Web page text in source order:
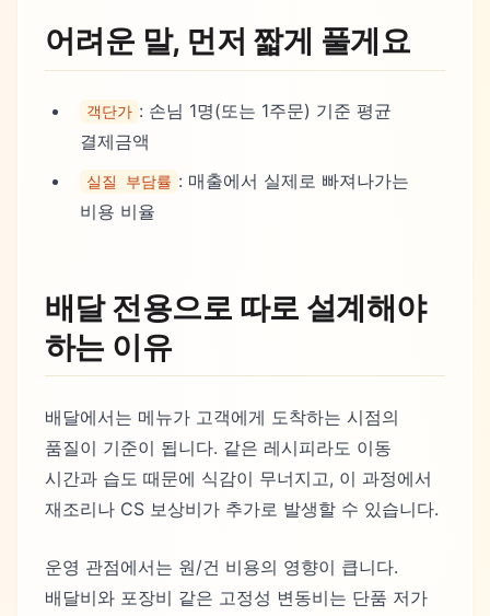
어려운 말, 먼저 짧게 풀게요
객단가 : 손님 1명(또는 1주문) 기준 평균
결제금액
실질 부담률 : 매출에서 실제로 빠져나가는
비용 비율
배달 전용으로 따로 설계해야
하는 이유
배달에서는 메뉴가 고객에게 도착하는 시점의
품질이 기준이 됩니다. 같은 레시피라도 이동
시간과 습도 때문에 식감이 무너지고, 이 과정에서
재조리나 CS 보상비가 추가로 발생할 수 있습니다.
운영 관점에서는 원/건 비용의 영향이 큽니다.
배달비와 포장비 같은 고정성 변동비는 단품 저가